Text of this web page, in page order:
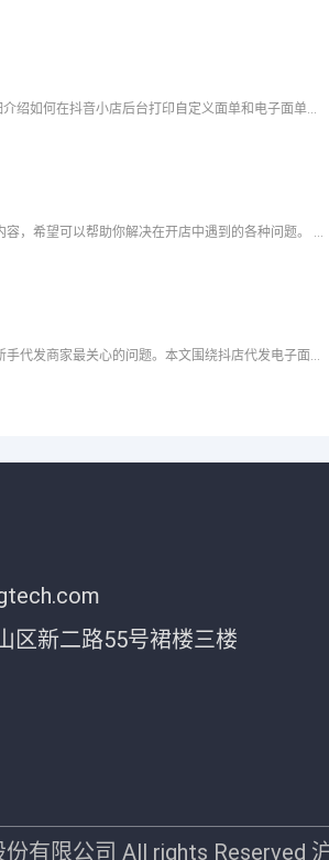
区新二路55号裙楼三楼
有限公司 All rights Reserved